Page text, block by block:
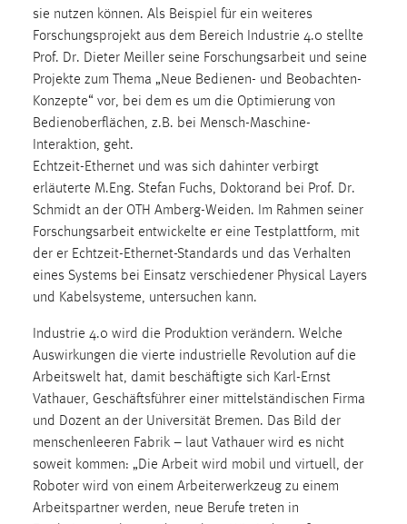
sie nutzen können. Als Beispiel für ein weiteres
Forschungsprojekt aus dem Bereich Industrie 4.0 stellte
Prof. Dr. Dieter Meiller seine Forschungsarbeit und seine
Projekte zum Thema „Neue Bedienen- und Beobachten-
Konzepte“ vor, bei dem es um die Optimierung von
Bedienoberflächen, z.B. bei Mensch-Maschine-
Interaktion, geht.
Echtzeit-Ethernet und was sich dahinter verbirgt
erläuterte M.Eng. Stefan Fuchs, Doktorand bei Prof. Dr.
Schmidt an der OTH Amberg-Weiden. Im Rahmen seiner
Forschungsarbeit entwickelte er eine Testplattform, mit
der er Echtzeit-Ethernet-Standards und das Verhalten
eines Systems bei Einsatz verschiedener Physical Layers
und Kabelsysteme, untersuchen kann.
Industrie 4.0 wird die Produktion verändern. Welche
Auswirkungen die vierte industrielle Revolution auf die
Arbeitswelt hat, damit beschäftigte sich Karl-Ernst
Vathauer, Geschäftsführer einer mittelständischen Firma
und Dozent an der Universität Bremen. Das Bild der
menschenleeren Fabrik – laut Vathauer wird es nicht
soweit kommen: „Die Arbeit wird mobil und virtuell, der
Roboter wird von einem Arbeiterwerkzeug zu einem
Arbeitspartner werden, neue Berufe treten in
Cookie Laufzeit:
Max. 13 Monate
MARKETING
Marketing Cookies werden von Drittanbietern
verwendet, um personalisierte Werbung anzuzeigen.
Sie tun dies, indem sie Besucher über Websites
hinweg verfolgen.
Google Ads
Name:
Anbieter:
Google Ireland Limited
Zweck:
Conversion-Tracking
Cookie Laufzeit:
3 Monate